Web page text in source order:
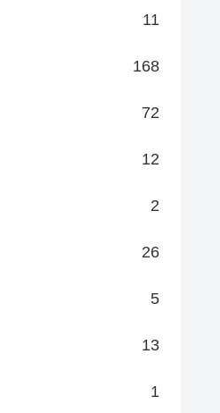
11
168
72
12
2
26
5
13
1